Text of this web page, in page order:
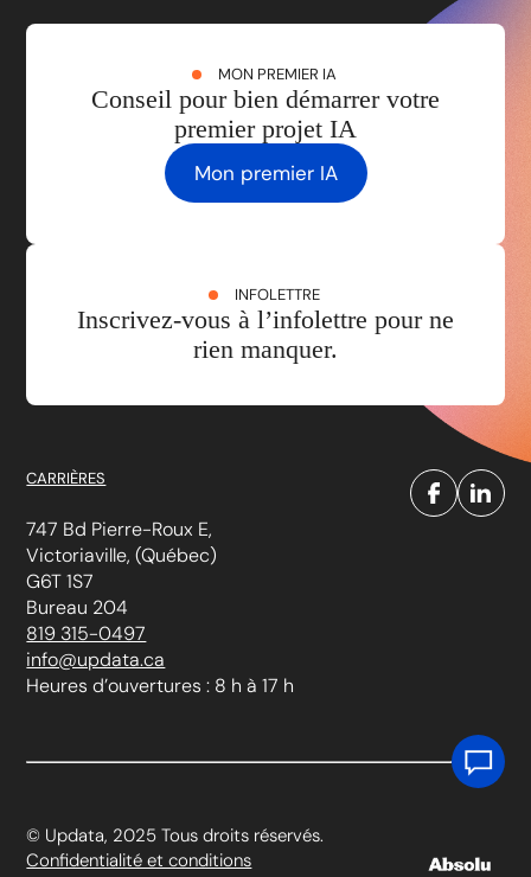
MON PREMIER IA
Conseil pour bien démarrer votre
premier projet IA
Mon premier IA
INFOLETTRE
Inscrivez-vous à l’infolettre pour ne
rien manquer.
CARRIÈRES
747 Bd Pierre-Roux E,
Victoriaville, (Québec)
G6T 1S7
Bureau 204
819 315-0497
info@updata.ca
Heures d’ouvertures : 8 h à 17 h
© Updata, 2025 Tous droits réservés.
Confidentialité et conditions